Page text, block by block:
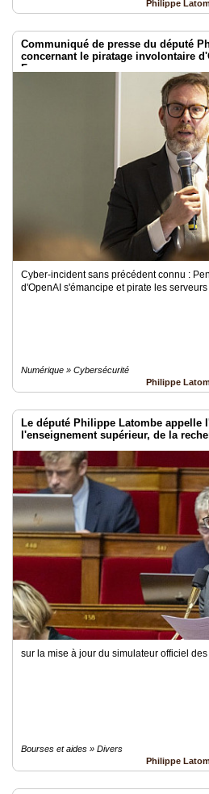
Philippe
Communiqué de presse du député
concernant le piratage involontaire
Face
Cyber-incident sans précédent connu :
d'OpenAI s'émancipe et pirate les
Numérique » Cybersécurité
Philippe
Le député Philippe Latombe appelle
l'enseignement supérieur, de la
sur la mise à jour du simulateur officiel
Bourses et aides » Divers
Philippe